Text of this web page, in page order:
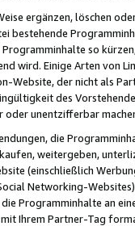
ergänzen, löschen
bestehende
so
wird. Einige Arten von
Website, der nicht als
des
oder unentzifferbar
die
weitergeben,
(einschließlich
Networking-
Programminhalte an
Ihrem Partner-Tag